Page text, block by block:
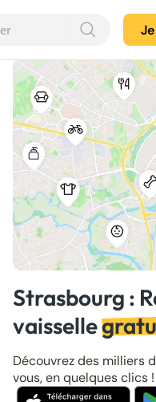
Strasbourg :
vaisselle
Découvrez des milliers
vous, en quelques clics !